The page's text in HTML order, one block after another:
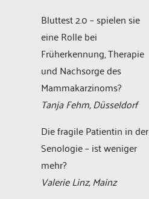
Bluttest 2.0 – spielen sie
eine Rolle bei
Früherkennung, Therapie
und Nachsorge des
Mammakarzinoms?
Tanja Fehm, Düsseldorf
Die fragile Patientin in der
Senologie – ist weniger
mehr?
Valerie Linz, Mainz